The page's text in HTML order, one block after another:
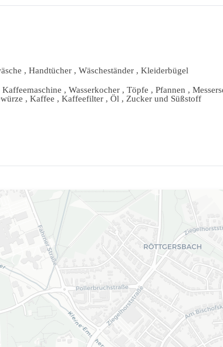
, Handtücher , Wäscheständer , Kleiderbügel
, Wasserkocher , Töpfe , Pfannen ,
, Kaffee , Kaffeefilter , Öl , Zucker und Süßstoff